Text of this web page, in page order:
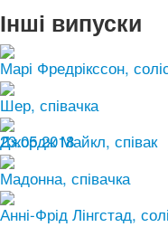
Інші випуски
Марі Фредрікссон,
Шер, співачка
23.05.2018
Джордж Майкл, співак
Мадонна, співачка
Анні-Фрід Лінгстад,